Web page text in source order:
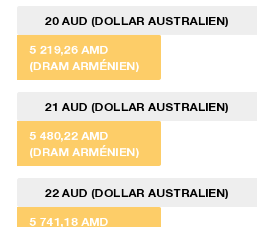
20 AUD (DOLLAR AUSTRALIEN)
5 219,26 AMD
(DRAM ARMÉNIEN)
21 AUD (DOLLAR AUSTRALIEN)
5 480,22 AMD
(DRAM ARMÉNIEN)
22 AUD (DOLLAR AUSTRALIEN)
5 741,18 AMD